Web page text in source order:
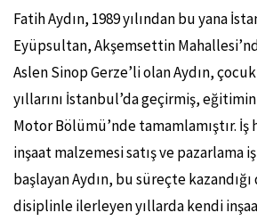
Fatih Aydın, 1989 yılından bu yana
Eyüpsultan, Akşemsettin
Aslen Sinop Gerze’li olan Aydın,
yıllarını İstanbul’da geçirmiş,
Motor Bölümü’nde tamamlamıştır. İş
inşaat malzemesi satış ve pazarlama
başlayan Aydın, bu süreçte
disiplinle ilerleyen yıllarda kendi